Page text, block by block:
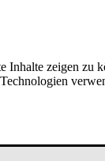
zeigen